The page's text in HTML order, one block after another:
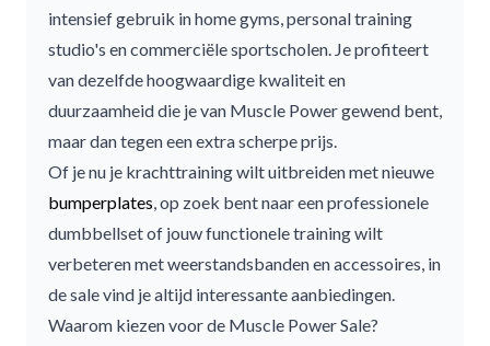
intensief gebruik in home gyms, personal training
studio's en commerciële sportscholen. Je profiteert
van dezelfde hoogwaardige kwaliteit en
duurzaamheid die je van Muscle Power gewend bent,
maar dan tegen een extra scherpe prijs.
Of je nu je krachttraining wilt uitbreiden met nieuwe
bumperplates, op zoek bent naar een professionele
dumbbellsetof jouw functionele training wilt
verbeteren metweerstandsbandenen accessoires, in
de sale vind je altijd interessante aanbiedingen.
Waarom kiezen voor de Muscle Power Sale?